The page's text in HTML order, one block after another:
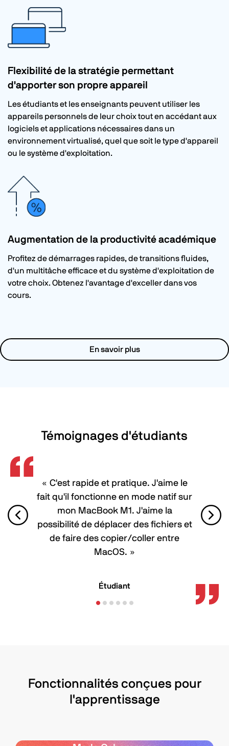
Flexibilité de la stratégie permettant
d'apporter son propre appareil
Les étudiants et les enseignants peuvent utiliser les
appareils personnels de leur choix tout en accédant aux
logiciels et applications nécessaires dans un
environnement virtualisé, quel que soit le type d'appareil
ou le système d'exploitation.
Augmentation de la productivité académique
Profitez de démarrages rapides, de transitions fluides,
d'un multitâche efficace et du système d'exploitation de
votre choix. Obtenez l'avantage d'exceller dans vos
cours.
En savoir plus
Témoignages d'étudiants
« C'est rapide et pratique. J'aime le
fait qu'il fonctionne en mode natif sur
mon MacBook M1. J'aime la
possibilité de déplacer des fichiers et
de faire des copier/coller entre
MacOS. »
Étudiant
Fonctionnalités conçues pour
l'apprentissage